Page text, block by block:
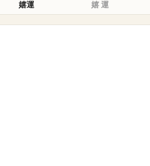
嬉運 嬉 運